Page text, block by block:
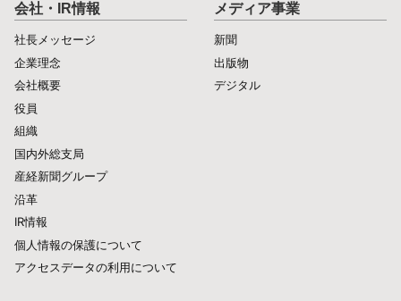
会社・IR情報
社長メッセージ
企業理念
会社概要
役員
組織
国内外総支局
産経新聞グループ
沿革
IR情報
個人情報の保護について
アクセスデータの利用について
メディア事業
新聞
出版物
デジタル